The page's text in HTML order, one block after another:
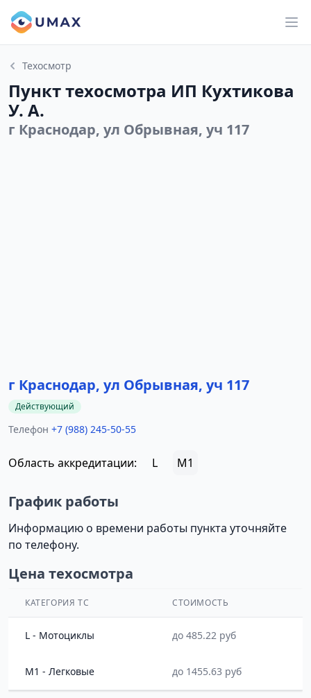
Техосмотр
Пункт техосмотра ИП Кухтикова
У. А.
г Краснодар, ул Обрывная, уч 117
г Краснодар, ул Обрывная, уч 117
Действующий
Телефон +7 (988) 245-50-55
Область аккредитации: L M1
График работы
Информацию о времени работы пункта уточняйте
по телефону.
Цена техосмотра
КАТЕГОРИЯ ТС СТОИМОСТЬ
L - Мотоциклы до 485.22 руб
M1 - Легковые до 1455.63 руб